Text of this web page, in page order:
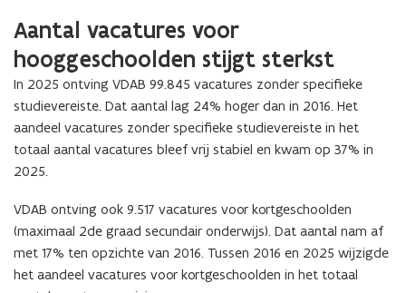
Aantal vacatures voor
hooggeschoolden stijgt sterkst
In 2025 ontving VDAB 99.845 vacatures zonder specifieke
studievereiste. Dat aantal lag 24% hoger dan in 2016. Het
aandeel vacatures zonder specifieke studievereiste in het
totaal aantal vacatures bleef vrij stabiel en kwam op 37% in
2025.
VDAB ontving ook 9.517 vacatures voor kortgeschoolden
(maximaal 2de graad secundair onderwijs). Dat aantal nam af
met 17% ten opzichte van 2016. Tussen 2016 en 2025 wijzigde
het aandeel vacatures voor kortgeschoolden in het totaal